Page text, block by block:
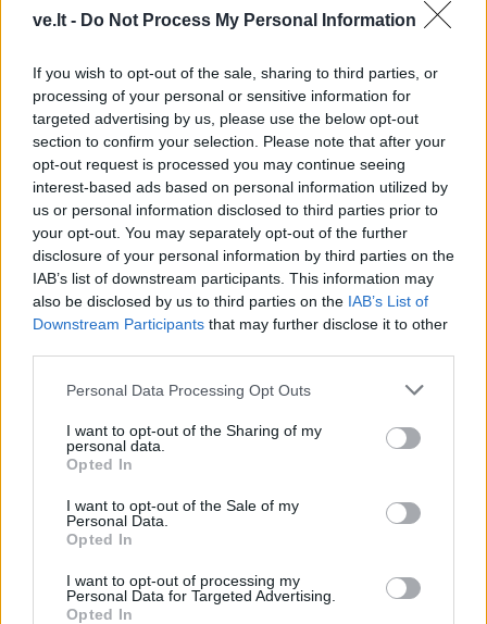
ve.lt - Do Not Process My Personal Information
If you wish to opt-out of the sale, sharing to third parties, or
processing of your personal or sensitive information for
targeted advertising by us, please use the below opt-out
section to confirm your selection. Please note that after your
opt-out request is processed you may continue seeing
interest-based ads based on personal information utilized by
us or personal information disclosed to third parties prior to
your opt-out. You may separately opt-out of the further
disclosure of your personal information by third parties on the
IAB’s list of downstream participants. This information may
also be disclosed by us to third parties on the IAB’s List of
Downstream Participants that may further disclose it to other
Personal Data Processing Opt Outs
I want to opt-out of the Sharing of my
personal data.
Opted In
I want to opt-out of the Sale of my
Personal Data.
Opted In
I want to opt-out of processing my
Personal Data for Targeted Advertising.
Opted In
Sutinku sutaisyklėmis
This site is protected by
Privacy Policy
and Terms of
Serviceapply.
TAIP PAT SKAITYKITE